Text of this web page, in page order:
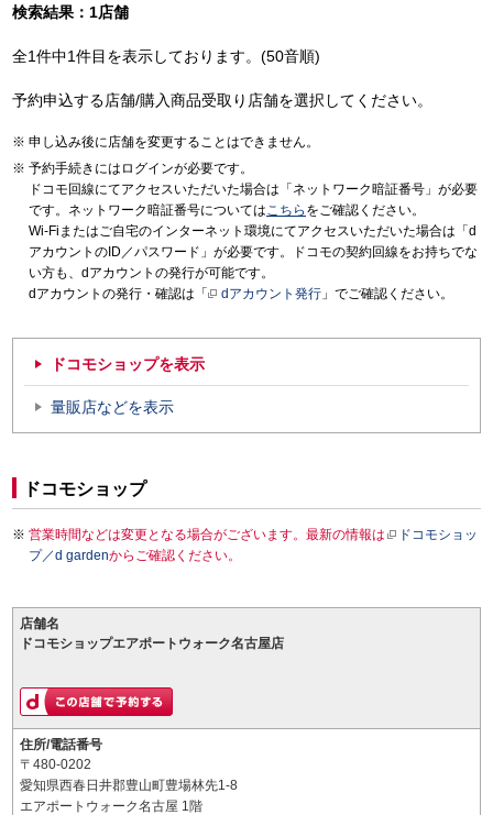
検索結果：1店舗
全1件中1件目を表示しております。(50音順)
予約申込する店舗/購入商品受取り店舗を選択してください。
申し込み後に店舗を変更することはできません。
予約手続きにはログインが必要です。
ドコモ回線にてアクセスいただいた場合は「ネットワーク暗証番号」が必要
です。ネットワーク暗証番号についてはこちら をご確認ください。
Wi-Fiまたはご自宅のインターネット環境にてアクセスいただいた場合は「d
アカウントのID／パスワード」が必要です。ドコモの契約回線をお持ちでな
い方も、dアカウントの発行が可能です。
dアカウントの発行・確認は「
dアカウント発行 」でご確認ください。
ドコモショップを表示
量販店などを表示
ドコモショップ
営業時間などは変更となる場合がございます。最新の情報は
ドコモショッ
プ／d gardenからご確認ください。
店舗名
ドコモショップエアポートウォーク名古屋店
住所/電話番号
〒480-0202
愛知県西春日井郡豊山町豊場林先1-8
エアポートウォーク名古屋 1階